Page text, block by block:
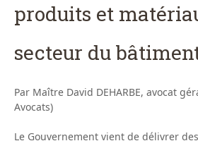
produits et
secteur du
Par Maître David DEHARBE, avocat
Avocats)
Le Gouvernement vient de délivrer